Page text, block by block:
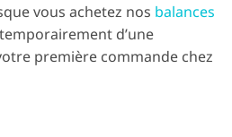
vous achetez nos balances
d’une
première commande chez